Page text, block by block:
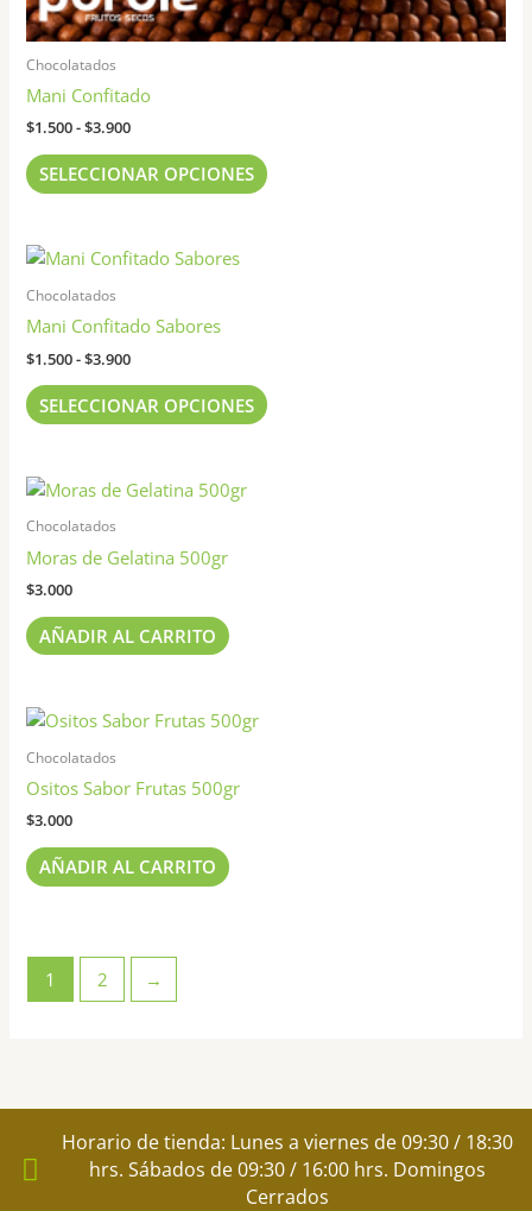
Chocolatados
Mani Confitado
$1.500-$3.900
SELECCIONAR OPCIONES
Chocolatados
Mani Confitado Sabores
$1.500-$3.900
Rango
desde
$1.500
hasta
SELECCIONAR OPCIONES Las
Chocolatados
Moras de Gelatina 500gr
$3.000
AÑADIR AL CARRITO
Chocolatados
Ositos Sabor Frutas 500gr
$3.000
AÑADIR AL CARRITO
1 2 →
Horario de tienda: Lunes a viernes de 09:30 / 18:30
hrs. Sábados de 09:30 / 16:00 hrs. Domingos
Cerrados